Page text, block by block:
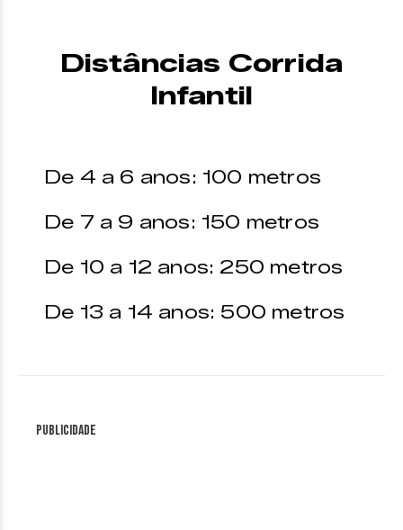
Distâncias Corrida
Infantil
De 4 a 6 anos: 100 metros
De 7 a 9 anos: 150 metros
De 10 a 12 anos: 250 metros
De 13 a 14 anos: 500 metros
Publicidade